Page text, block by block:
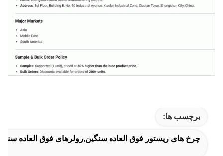
برچسب ها:
چرخ های ریستور فوق العاده سنگین,رولرهای فوق العاده